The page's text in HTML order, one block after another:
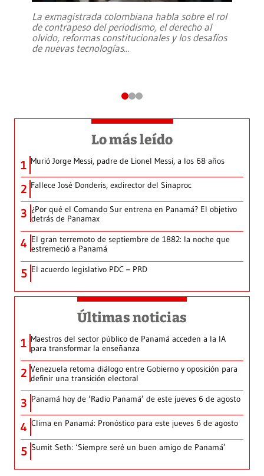
La exmagistrada colombiana habla sobre el rol
de contrapeso del periodismo, el derecho al
olvido, reformas constitucionales y los desafíos
de nuevas tecnologías...
Lo más leído
1 Murió Jorge Messi, padre de Lionel Messi, a los 68 años
2 Fallece José Donderis, exdirector del Sinaproc
3 ¿Por qué el Comando Sur entrena en Panamá? El objetivo
detrás de Panamax
4 El gran terremoto de septiembre de 1882: la noche que
estremeció a Panamá
5 El acuerdo legislativo PDC – PRD
Últimas noticias
1 Maestros del sector público de Panamá acceden a la IA
para transformar la enseñanza
2 Venezuela retoma diálogo entre Gobierno y oposición para
definir una transición electoral
3 Panamá hoy de ‘Radio Panamá’ de este jueves 6 de agosto
4 Clima en Panamá: Pronóstico para este jueves 6 de agosto
5 Sumit Seth: ‘Siempre seré un buen amigo de Panamá’